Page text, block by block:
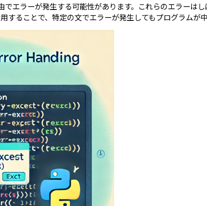
エラーが発生する可能性があります。これらのエラーは
することで、特定の文でエラーが発生してもプログラムが